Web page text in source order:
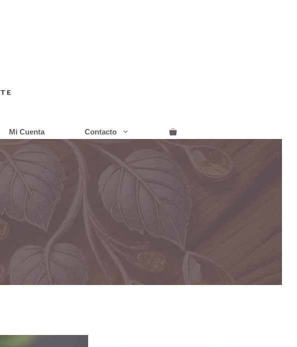
Mi Cuenta Contacto